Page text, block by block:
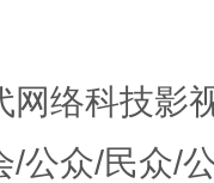
一纸欠
网络科技影
/公众/民众/